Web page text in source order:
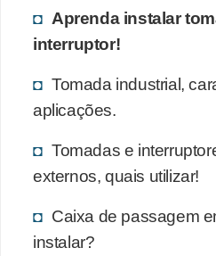
Aprenda instalar
interruptor!
Tomada industrial,
aplicações.
Tomadas e
externos, quais utilizar!
Caixa de passagem
instalar?